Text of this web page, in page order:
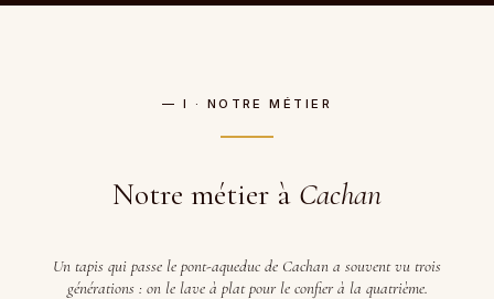
— I · NOTRE MÉTIER
Notre métier à Cachan
Un tapis qui passe le pont-aqueduc de Cachan a souvent vu trois
générations : on le lave à plat pour le confier à la quatrième.